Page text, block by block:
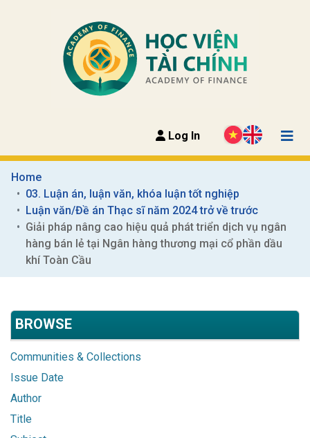
Log In
Home
03. Luận án, luận văn, khóa luận tốt nghiệp
Luận văn/Đề án Thạc sĩ năm 2024 trở về trước
Giải pháp nâng cao hiệu quả phát triển dịch vụ ngân
hàng bán lẻ tại Ngân hàng thương mại cổ phần dầu
khí Toàn Cầu
BROWSE
Communities & Collections
Issue Date
Author
Title